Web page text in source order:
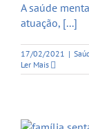
A saúde
atuação, [...]
17/02/2021 |
Ler Mais